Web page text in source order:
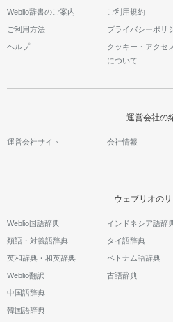
Weblio辞書のご案内 ご利用規約
ご利用方法 プライバシーポリ
ヘルプ
クッキー・アクセ
について
運営会社の
運営会社サイト 会社情報
ウェブリオの
Weblio国語辞典
類語・対義語辞典
英和辞典・和英辞典
Weblio翻訳
中国語辞典
韓国語辞典
インドネシア語辞
タイ語辞典
ベトナム語辞典
古語辞典